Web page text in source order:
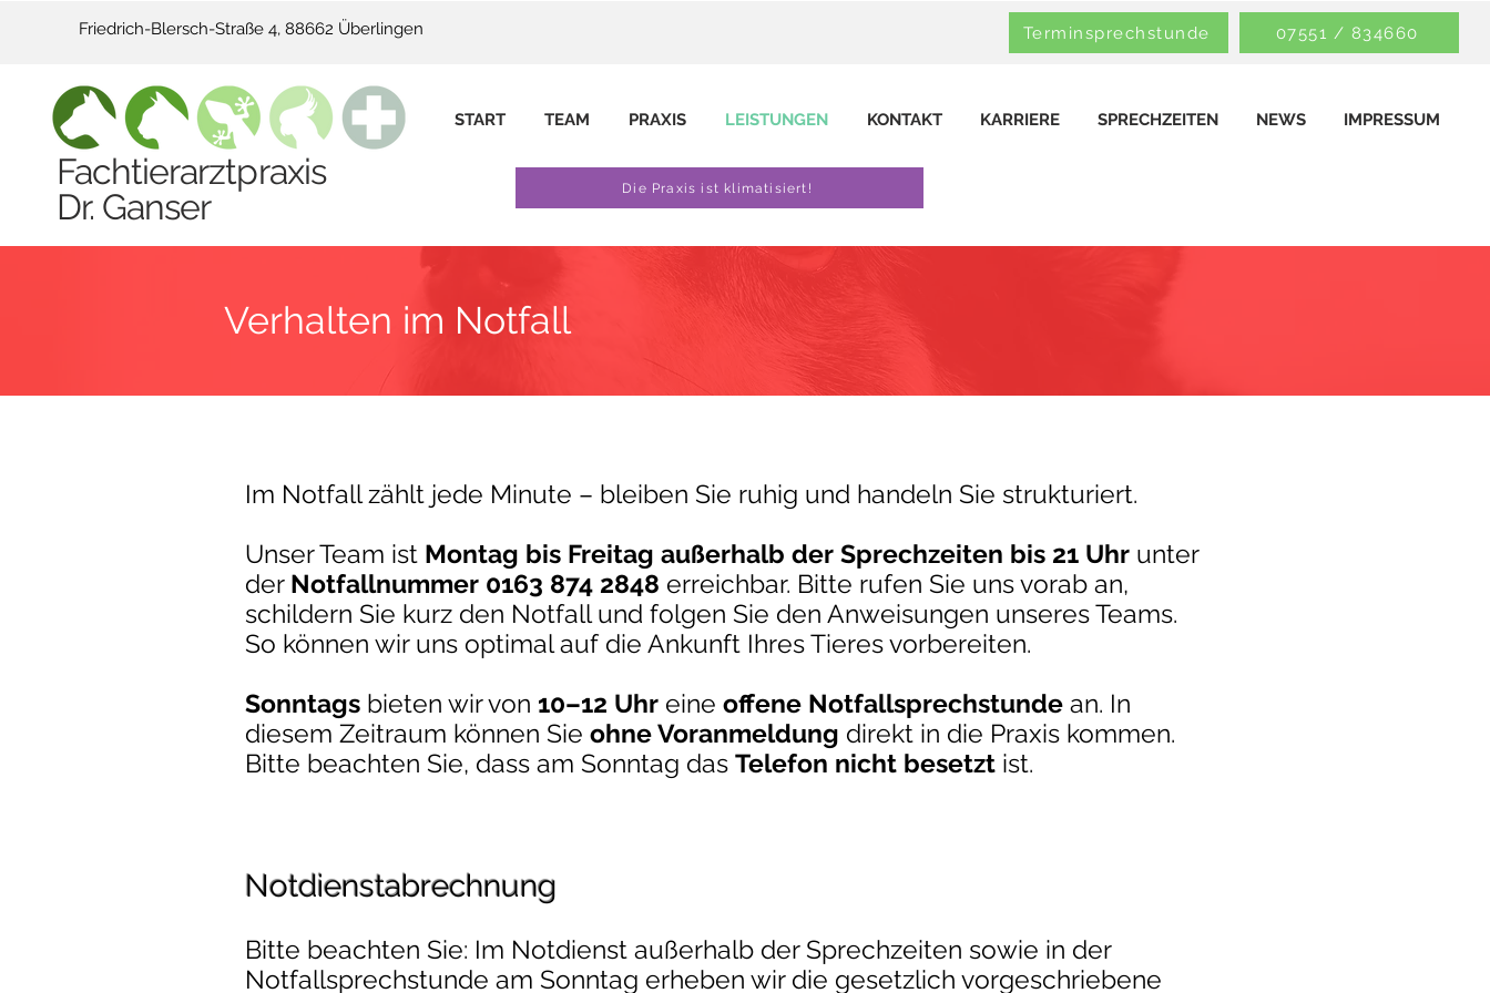
Friedrich-Blersch-Straße 4, 88662 Überlingen Terminsprechstunde 07551 / 834660
START TEAM PRAXIS LEISTUNGEN KONTAKT KARRIERE SPRECHZEITEN NEWS IMPRESSUM
Fachtierarztpraxis
Dr. Ganser
Die Praxis ist klimatisiert!
Verhalten im Notfall
Im Notfall zählt jede Minute – bleiben Sie ruhig und handeln Sie strukturiert.
Unser Team ist Montag bis Freitag außerhalb der Sprechzeiten bis 21 Uhr unter
der Notfallnummer 0163 874 2848 erreichbar. Bitte rufen Sie uns vorab an,
schildern Sie kurz den Notfall und folgen Sie den Anweisungen unseres Teams.
So können wir uns optimal auf die Ankunft Ihres Tieres vorbereiten.
Sonntags bieten wir von 10–12 Uhr eine offene Notfallsprechstunde an. In
diesem Zeitraum können Sie ohne Voranmeldung direkt in die Praxis kommen.
Bitte beachten Sie, dass am Sonntag das Telefon nicht besetzt ist.
Notdienstabrechnung
Bitte beachten Sie: Im Notdienst außerhalb der Sprechzeiten sowie in der
Notfallsprechstunde am Sonntag erheben wir die gesetzlich vorgeschriebene